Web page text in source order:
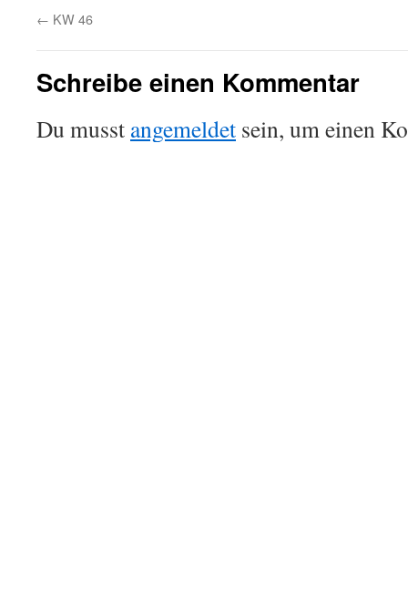
← KW 46
Schreibe einen Kommentar
Du musst angemeldet sein, um einen